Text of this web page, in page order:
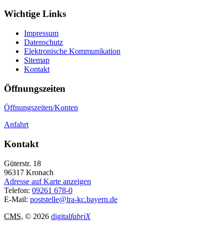
Wichtige Links
Impressum
Datenschutz
Elektronische Kommunikation
Sitemap
Kontakt
Öffnungszeiten
Öffnungszeiten/Konten
Anfahrt
Kontakt
Güterstr. 18
96317 Kronach
Adresse auf Karte anzeigen
Telefon: 09261 678-0
E-Mail: poststelle@lra-kc.bayern.de
CMS, © 2026 digitalfabriX